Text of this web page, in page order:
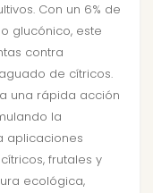
Con un 6% de
glucónico, este
contra
de cítricos.
una rápida acción
la
aplicaciones
frutales y
ecológica,